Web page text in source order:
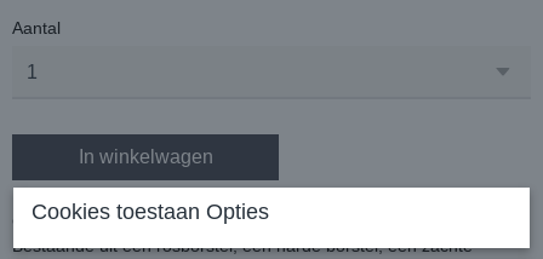
Aantal
In winkelwagen
Chique borstelset met mooie print.
Bestaande uit een rosborstel, een harde borstel, een zachte
Cookies toestaan Opties